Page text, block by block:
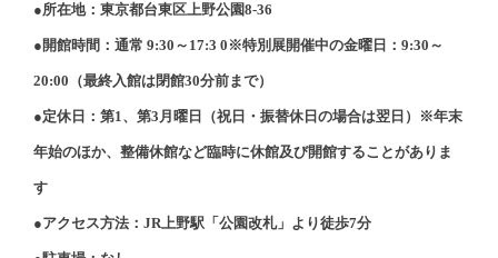
●所在地：東京都台東区上野公園8-36
●開館時間：通常 9:30～17:3 0※特別展開催中の金曜日：9:30～
20:00（最終入館は閉館30分前まで）
●定休日：第1、第3月曜日（祝日・振替休日の場合は翌日）※年末
年始のほか、整備休館など臨時に休館及び開館することがありま
す
●アクセス方法：JR上野駅「公園改札」より徒歩7分